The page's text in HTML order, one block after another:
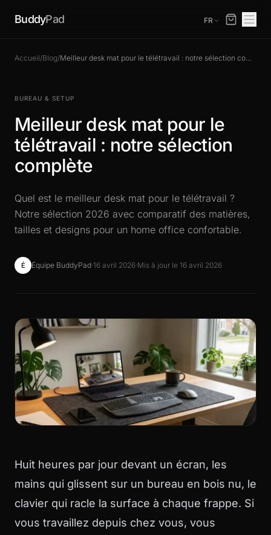
BuddyPad FR
Accueil/Blog/ Meilleur desk mat pour le télétravail : notre sélection complète
BUREAU & SETUP
Meilleur desk mat pour le
télétravail : notre sélection
complète
Quel est le meilleur desk mat pour le télétravail ?
Notre sélection 2026 avec comparatif des matières,
tailles et designs pour un home office confortable.
É Équipe BuddyPad·16 avril 2026·Mis à jour le 16 avril 2026
Huit heures par jour devant un écran, les
mains qui glissent sur un bureau en bois nu, le
clavier qui racle la surface à chaque frappe. Si
vous travaillez depuis chez vous, vous